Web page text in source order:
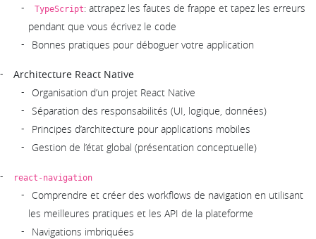
TypeScript: attrapez les fautes de frappe et tapez les erreurs
pendant que vous écrivez le code
Bonnes pratiques pour déboguer votre application
Architecture React Native
Organisation d’un projet React Native
Séparation des responsabilités (UI, logique, données)
Principes d’architecture pour applications mobiles
Gestion de l’état global (présentation conceptuelle)
react-navigation
Comprendre et créer des workflows de navigation en utilisant
les meilleures pratiques et les API de la plateforme
Navigations imbriquées